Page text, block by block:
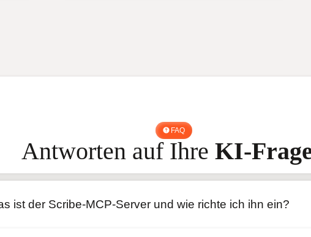
FAQ
Antworten auf Ihre KI-
ist der Scribe-MCP-Server und wie richte ich ihn ein?